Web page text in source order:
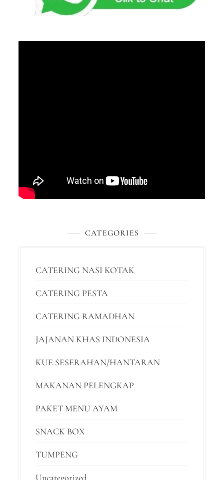
CATEGORIES
CATERING NASI KOTAK
CATERING PESTA
CATERING RAMADHAN
JAJANAN KHAS INDONESIA
KUE SESERAHAN/HANTARAN
MAKANAN PELENGKAP
PAKET MENU AYAM
SNACK BOX
TUMPENG
Uncategorized